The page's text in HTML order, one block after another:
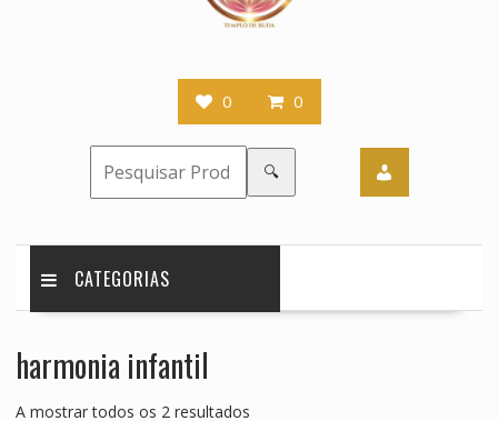
0 0
🔍
CATEGORIAS
harmonia infantil
A mostrar todos os 2 resultadosOrdenado